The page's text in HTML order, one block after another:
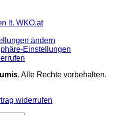
lt. WKO.at
ändern
Einstellungen
. Alle Rechte vorbehalten.
widerrufen